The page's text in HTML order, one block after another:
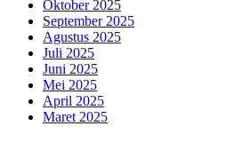
Oktober 2025
September 2025
Agustus 2025
Juli 2025
Juni 2025
Mei 2025
April 2025
Maret 2025